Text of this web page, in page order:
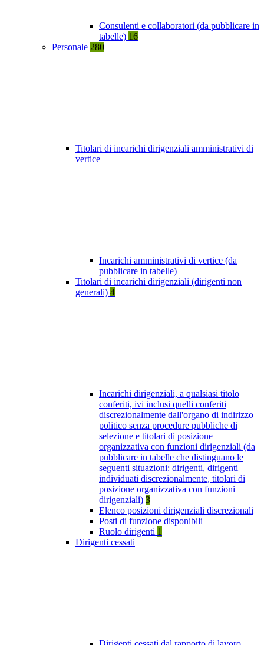
Consulenti e collaboratori (da pubblicare in
tabelle) 16
Personale 280
Titolari di incarichi dirigenziali amministrativi di
vertice
Incarichi amministrativi di vertice (da
pubblicare in tabelle)
Titolari di incarichi dirigenziali (dirigenti non
generali) 4
Incarichi dirigenziali, a qualsiasi titolo
conferiti, ivi inclusi quelli conferiti
discrezionalmente dall'organo di indirizzo
politico senza procedure pubbliche di
selezione e titolari di posizione
organizzativa con funzioni dirigenziali (da
pubblicare in tabelle che distinguano le
seguenti situazioni: dirigenti, dirigenti
individuati discrezionalmente, titolari di
posizione organizzativa con funzioni
dirigenziali) 3
Elenco posizioni dirigenziali discrezionali
Posti di funzione disponibili
Ruolo dirigenti 1
Dirigenti cessati